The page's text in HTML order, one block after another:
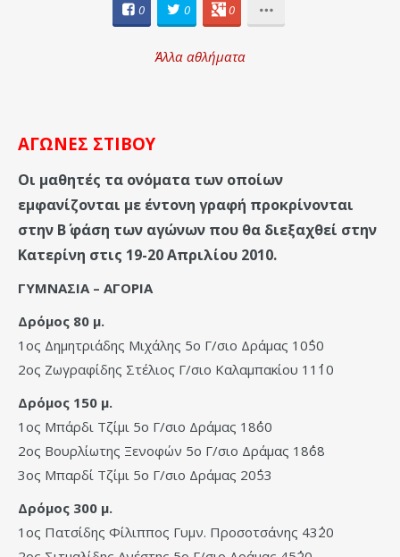
0 0 0
Άλλα αθλήματα
ΑΓΩΝΕΣ ΣΤΙΒΟΥ
Οι μαθητές τα ονόματα των οποίων
εμφανίζονται με έντονη γραφή προκρίνονται
στην Β΄ φάση των αγώνων που θα διεξαχθεί στην
Κατερίνη στις 19-20 Απριλίου 2010.
ΓΥΜΝΑΣΙΑ – ΑΓΟΡΙΑ
Δρόμος 80 μ.
1ος Δημητριάδης Μιχάλης 5ο Γ/σιο Δράμας 10΄΄50
2ος Ζωγραφίδης Στέλιος Γ/σιο Καλαμπακίου 11΄΄10
Δρόμος 150 μ.
1ος Μπάρδι Τζίμι 5ο Γ/σιο Δράμας 18΄΄60
2ος Βουρλίωτης Ξενοφών 5ο Γ/σιο Δράμας 18΄΄68
3ος Μπαρδί Τζίμι 5ο Γ/σιο Δράμας 20΄΄53
Δρόμος 300 μ.
1ος Πατσίδης Φίλιππος Γυμν. Προσοτσάνης 43΄΄20